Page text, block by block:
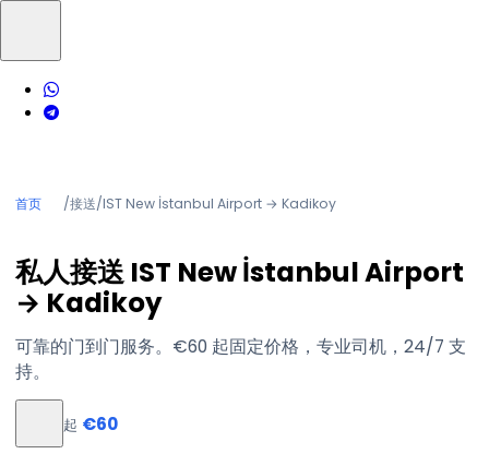
首页 /接送/IST New İstanbul Airport → Kadikoy
私人接送 IST New İstanbul Airport
→ Kadikoy
可靠的门到门服务。€60 起固定价格，专业司机，24/7 支
持。
起 €60